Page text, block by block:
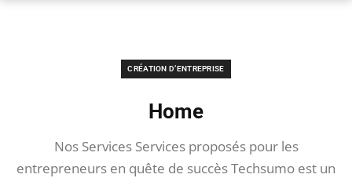
CRÉATION D’ENTREPRISE
Home
Nos Services Services proposés pour les
entrepreneurs en quête de succès Techsumo est un